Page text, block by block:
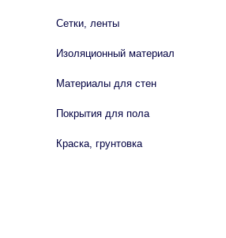
Сетки, ленты
Изоляционный материал
Материалы для стен
Покрытия для пола
Краска, грунтовка